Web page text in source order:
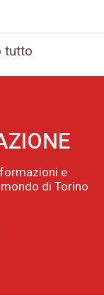
tutto
e
di Torino